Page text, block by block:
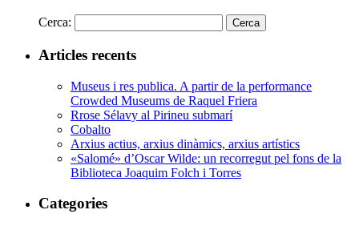
Cerca:
Articles recents
Museus i res publica. A partir de la performance
Crowded Museums de Raquel Friera
Rrose Sélavy al Pirineu submarí
Cobalto
Arxius actius, arxius dinàmics, arxius artístics
«Salomé» d’Oscar Wilde: un recorregut pel fons de la
Biblioteca Joaquim Folch i Torres
Categories